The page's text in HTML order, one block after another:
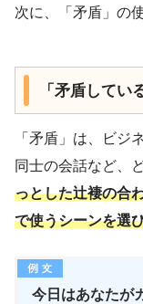
次に、「矛盾」の
「矛盾してい
「矛盾」は、ビジ
同士の会話など、
っとした辻褄の合
で使うシーンを選
今日はあなたが